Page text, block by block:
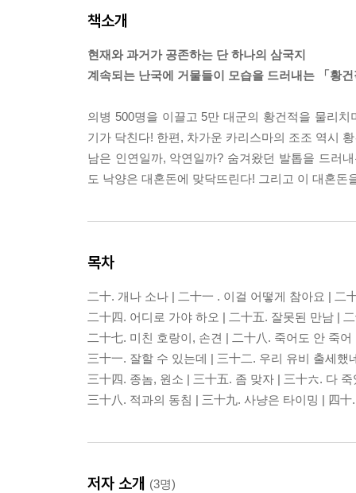
책소개
현재와 과거가 공존하는 단 하나의 삼국지
계속되는 난국에 거물들이 모습을 드러내는 「황
의병 500명을 이끌고 5만 대군의 황건적을 물리
기가 닥친다! 한편, 차가운 카리스마의 조조 역시
남은 인연일까, 악연일까? 숨겨왔던 발톱을 드러
도 낙양은 대혼돈에 맞닥뜨린다! 그리고 이 대혼
목차
二十. 개나 소나 | 二十一 . 이걸 어떻게 참아요 | 二
二十四. 어디로 가야 하오 | 二十五. 잘못된 만남 |
二十七. 미친 호랑이, 손견 | 二十八. 죽어도 안 죽
三十一. 잘할 수 있는데 | 三十二. 우리 유비 출세했
三十四. 종놈, 원소 | 三十五. 좀 맞자 | 三十六. 다
三十八. 적과의 동침 | 三十九. 사냥은 타이밍 | 四
저자 소개 (3명)